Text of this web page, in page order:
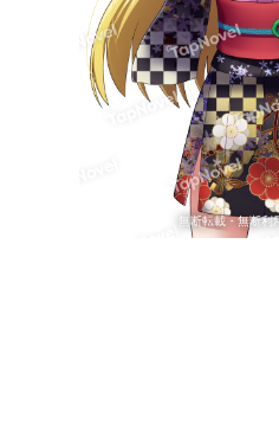
無断転載・無断利